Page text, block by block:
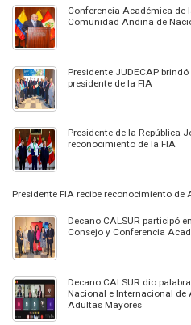
Conferencia Académica de
Comunidad Andina de
Presidente JUDECAP
presidente de la FIA
Presidente de la República
reconocimiento de la FIA
Presidente FIA recibe reconocimiento
Decano CALSUR participó
Consejo y Conferencia
Decano CALSUR dio
Nacional e Internacional de
Adultas Mayores